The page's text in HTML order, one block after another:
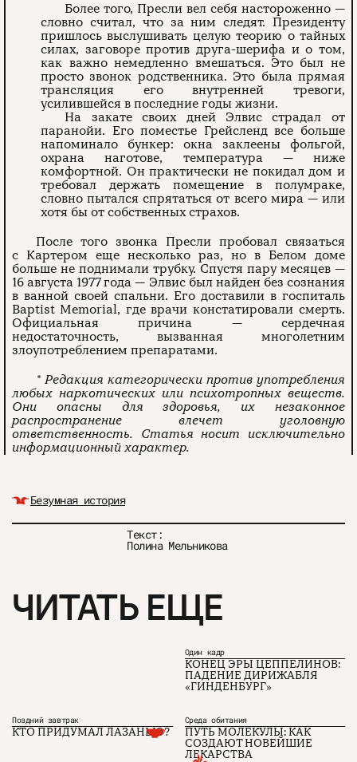
Безумная история
Текст:
Полина Мельникова
Более того, Пресли вел себя настороженно —
словно считал, что за ним следят. Президенту
пришлось выслушивать целую теорию о тайных
силах, заговоре против друга-шерифа и о том,
как важно немедленно вмешаться. Это был не
просто звонок родственника. Это была прямая
трансляция его внутренней тревоги,
усилившейся в последние годы жизни.
На закате своих дней Элвис страдал от
паранойи. Его поместье Грейсленд все больше
напоминало бункер: окна заклеены фольгой,
охрана наготове, температура — ниже
комфортной. Он практически не покидал дом и
требовал держать помещение в полумраке,
словно пытался спрятаться от всего мира — или
хотя бы от собственных страхов.
После того звонка Пресли пробовал связаться
с Картером еще несколько раз, но в Белом доме
больше не поднимали трубку. Спустя пару месяцев —
16 августа 1977 года — Элвис был найден без сознания
в ванной своей спальни. Его доставили в госпиталь
Baptist Memorial, где врачи констатировали смерть.
Официальная причина — сердечная
недостаточность, вызванная многолетним
злоупотреблением препаратами.
* Редакция категорически против употребления
любых наркотических или психотропных веществ.
Они опасны для здоровья, их незаконное
распространение влечет уголовную
ответственность. Статья носит исключительно
информационный характер.
ЧИТАТЬ ЕЩЕ
Один кадр
КОНЕЦ ЭРЫ ЦЕППЕЛИНОВ:
ПАДЕНИЕ ДИРИЖАБЛЯ
«ГИНДЕНБУРГ»
Поздний завтрак
КТО ПРИДУМАЛ ЛАЗАНЬЮ?
Среда обитания
ПУТЬ МОЛЕКУЛЫ: КАК
СОЗДАЮТ НОВЕЙШИЕ
ЛЕКАРСТВА
Рекламодателям